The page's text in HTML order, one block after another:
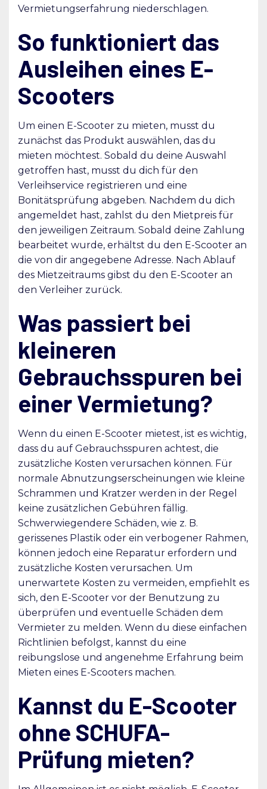
Vermietungserfahrung niederschlagen.
So funktioniert das
Ausleihen eines E-
Scooters
Um einen E-Scooter zu mieten, musst du
zunächst das Produkt auswählen, das du
mieten möchtest. Sobald du deine Auswahl
getroffen hast, musst du dich für den
Verleihservice registrieren und eine
Bonitätsprüfung abgeben. Nachdem du dich
angemeldet hast, zahlst du den Mietpreis für
den jeweiligen Zeitraum. Sobald deine Zahlung
bearbeitet wurde, erhältst du den E-Scooter an
die von dir angegebene Adresse. Nach Ablauf
des Mietzeitraums gibst du den E-Scooter an
den Verleiher zurück.
Was passiert bei
kleineren
Gebrauchsspuren bei
einer Vermietung?
Wenn du einen E-Scooter mietest, ist es wichtig,
dass du auf Gebrauchsspuren achtest, die
zusätzliche Kosten verursachen können. Für
normale Abnutzungserscheinungen wie kleine
Schrammen und Kratzer werden in der Regel
keine zusätzlichen Gebühren fällig.
Schwerwiegendere Schäden, wie z. B.
gerissenes Plastik oder ein verbogener Rahmen,
können jedoch eine Reparatur erfordern und
zusätzliche Kosten verursachen. Um
unerwartete Kosten zu vermeiden, empfiehlt es
sich, den E-Scooter vor der Benutzung zu
überprüfen und eventuelle Schäden dem
Vermieter zu melden. Wenn du diese einfachen
Richtlinien befolgst, kannst du eine
reibungslose und angenehme Erfahrung beim
Mieten eines E-Scooters machen.
Kannst du E-Scooter
ohne SCHUFA-
Prüfung mieten?